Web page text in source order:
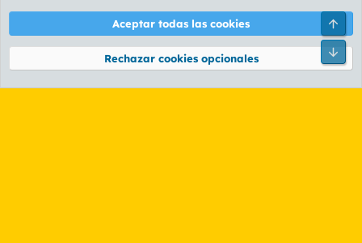
Términos y reglas Política de privacidad Ayuda
Community platform by XenForo® © 2010-2026 XenForo Ltd.
Aceptar todas las cookies
Rechazar cookies opcionales
Pie